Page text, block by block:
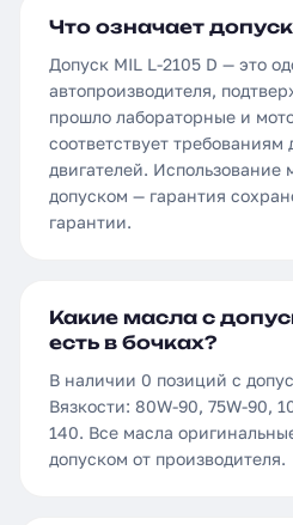
Что означает
Допуск MIL L-2105 D — это
автопроизводителя,
прошло лабораторные и
соответствует требованиям
двигателей. Использование
допуском — гарантия
гарантии.
Какие масла с
есть в бочках?
В наличии 0 позиций с
Вязкости: 80W-90, 75W-90,
140. Все масла
допуском от производителя.